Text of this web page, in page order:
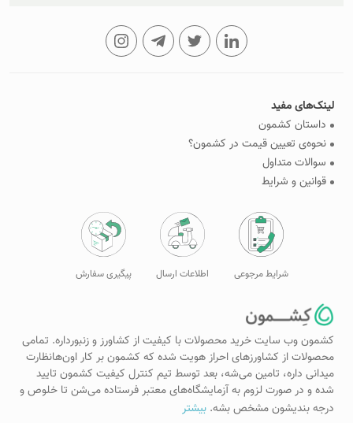
کشمون وب سایت خرید محصولات با کیفیت از کشاورز و زنبورداره. تمامی
محصولات از کشاورزهای احراز هویت شده که کشمون بر کار اون‌هانظارت
میدانی داره، تامین می‌شه، بعد توسط تیم کنترل کیفیت کشمون تایید
شده و در صورت لزوم به آزمایشگاه‌های معتبر فرستاده می‌شن تا خلوص و
درجه بندیشون مشخص بشه. بیشتر
لینک‌های مفید
داستان کشمون
نحوه‌ی تعیین قیمت در کشمون؟
سوالات متداول
قوانین و شرایط
شرایط مرجوعی اطلاعات ارسال پیگیری سفارش